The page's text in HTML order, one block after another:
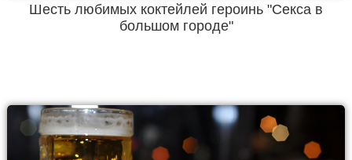
Шесть любимых коктейлей героинь "Секса в
большом городе"